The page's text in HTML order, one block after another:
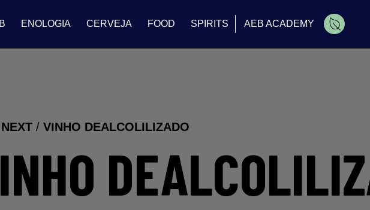
ENOLOGIA CERVEJA FOOD SPIRITS AEB ACADEMY
/ VINHO DEALCOLILIZADO